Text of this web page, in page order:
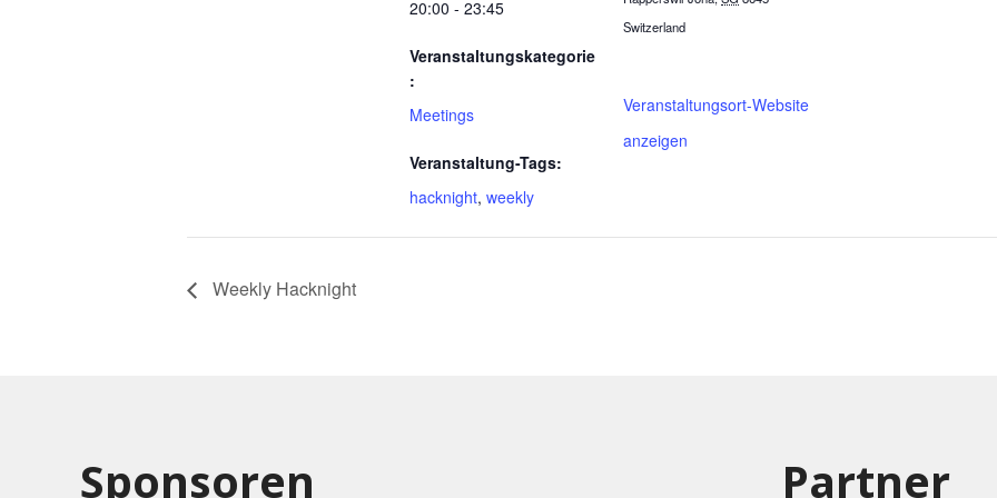
20:00 - 23:45
Veranstaltungskategorie
:
Meetings
Veranstaltung-Tags:
hacknight, weekly
Switzerland
Veranstaltungsort-Website
anzeigen
Weekly Hacknight
Sponsoren Partner